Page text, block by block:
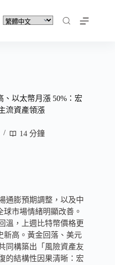
、以太幣月漲 50%：宏
流資產領漲
14 分鐘
通膨預期調整，以及中
市場情緒明顯改善。
溫，上週比特幣價格更
新高。黃金回落、美元
同構築出「風險資產友
的結構性因果清晰：宏